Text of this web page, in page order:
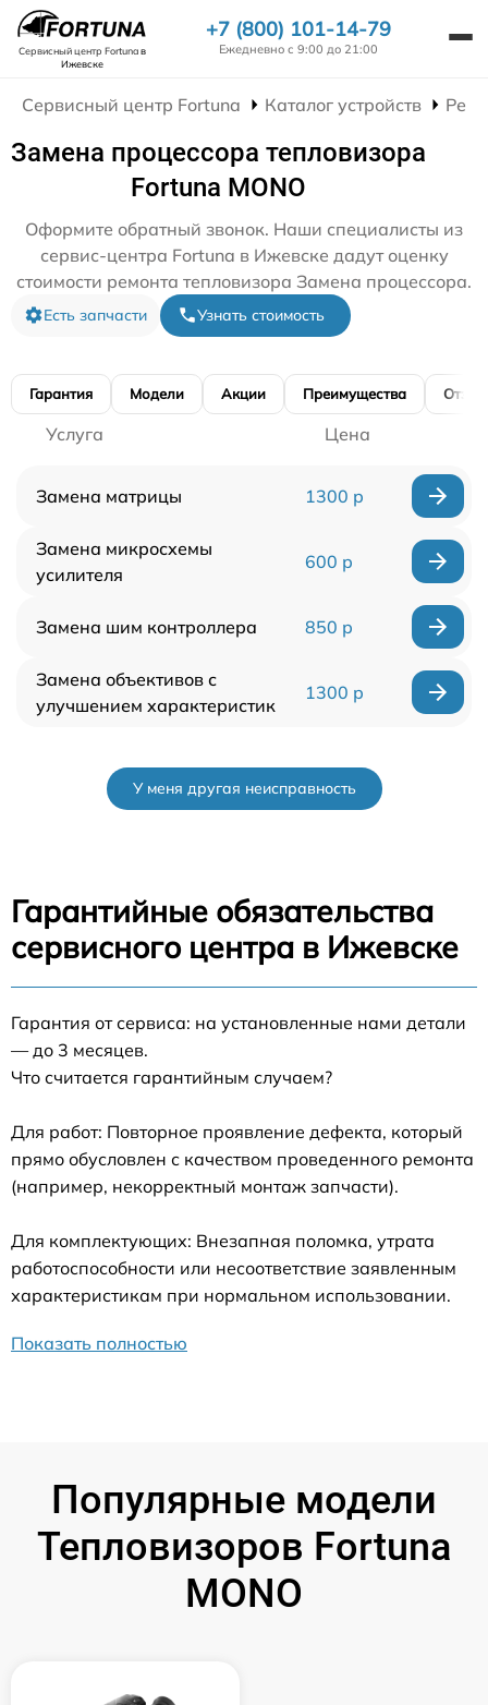
Сервисный центр Fortunaв
Ижевске
+7 (800) 101-14-79
Ежедневно с 9:00 до 21:00
Сервисный центр Fortuna Каталог устройств
Замена процессора тепловизора
Fortuna MONO
Оформите обратный звонок. Наши специалисты из
сервис-центра Fortuna в Ижевске дадут оценку
стоимости ремонта тепловизора Замена процессора.
Есть запчасти Узнать стоимость
Гарантия Модели Акции Преимущества
Услуга Цена
Замена матрицы 1300 р
Замена микросхемы
усилителя
600 р
Замена шим контроллера 850 р
Замена объективов с
улучшением характеристик
1300 р
У меня другая неисправность
Гарантийные обязательства
сервисного центра в Ижевске
Гарантия от сервиса: на установленные нами детали
— до 3 месяцев.
Что считается гарантийным случаем?
Для работ: Повторное проявление дефекта, который
прямо обусловлен с качеством проведенного ремонта
(например, некорректный монтаж запчасти).
Для комплектующих: Внезапная поломка, утрата
работоспособности или несоответствие заявленным
характеристикам при нормальном использовании.
Показать полностью
Популярные модели
Тепловизоров Fortuna
MONO